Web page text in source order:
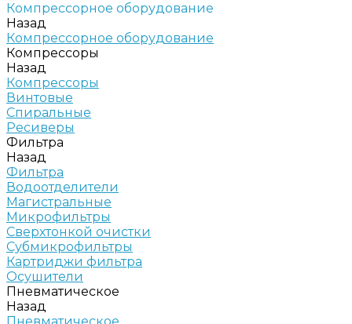
Компрессорное оборудование
Назад
Компрессорное оборудование
Компрессоры
Назад
Компрессоры
Винтовые
Спиральные
Ресиверы
Фильтра
Назад
Фильтра
Водоотделители
Магистральные
Микрофильтры
Сверхтонкой очистки
Субмикрофильтры
Картриджи фильтра
Осушители
Пневматическое
Назад